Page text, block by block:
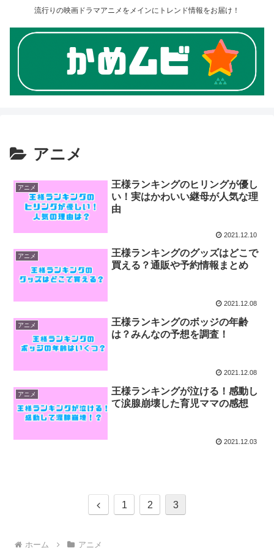
流行りの映画ドラマアニメをメインにトレンド情報をお届け！
アニメ
アニメ
王様ランキングのヒリングが優し
い！実はかわいい継母が人気な理
由
2021.12.10
アニメ
王様ランキングのグッズはどこで
買える？通販や予約情報まとめ
2021.12.08
アニメ
王様ランキングのボッジの年齢
は？みんなの予想を調査！
2021.12.08
アニメ
王様ランキングが泣ける！感動し
て涙腺崩壊した育児ママの感想
2021.12.03
前
1 2 3
ホーム アニメ